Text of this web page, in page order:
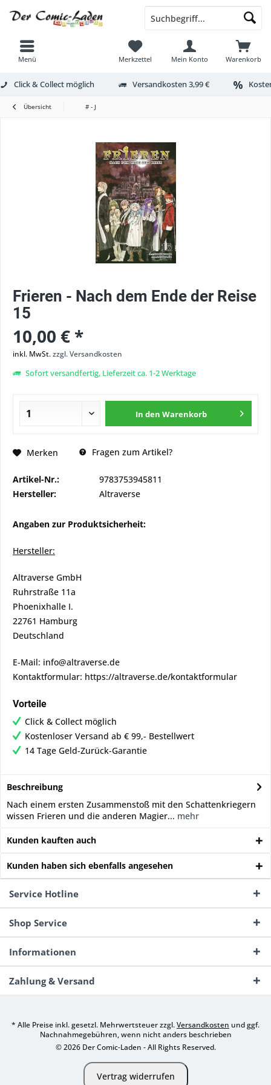
Menü Warenkorb
Merkzettel Mein Konto
Click & Collect möglich Versandkosten 3,99 €
Übersicht # - J
Frieren - Nach dem Ende der Reise
15
10,00 € *
inkl. MwSt.zzgl. Versandkosten
Sofort versandfertig, Lieferzeit ca. 1-2 Werktage
In den Warenkorb
Merken Fragen zum Artikel?
Artikel-Nr.:
9783753945811
Hersteller:
Altraverse
Angaben zur Produktsicherheit:
Hersteller:
Altraverse GmbH
Ruhrstraße 11a
Phoenixhalle I.
22761 Hamburg
Deutschland
E-Mail: info@altraverse.de
Kontaktformular: https://altraverse.de/kontaktformular
Vorteile
Click & Collect möglich
Kostenloser Versand ab € 99,- Bestellwert
14 Tage Geld-Zurück-Garantie
Beschreibung
Nach einem ersten Zusammenstoß mit den Schattenkriegern
wissen Frieren und die anderen Magier... mehr
Kunden kauften auch
Kunden haben sich ebenfalls angesehen
Service Hotline
Shop Service
Informationen
Zahlung & Versand
* Alle Preise inkl. gesetzl. Mehrwertsteuer zzgl.Versandkosten und ggf.
Nachnahmegebühren, wenn nicht anders beschrieben
© 2026 Der Comic-Laden - All Rights Reserved.
Vertrag widerrufen